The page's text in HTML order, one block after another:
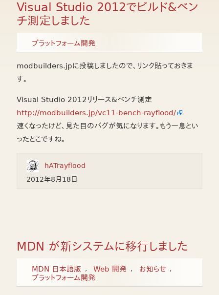
Visual Studio 2012でビルド&ベン
チ測定しました
プラットフォーム開発
modbuilders.jpに投稿しましたので、リンク貼っておきま
す。
Visual Studio 2012リリース&ベンチ測定
http://modbuilders.jp/vc11-bench-rayflood/
速くなったけど、見た目のバグが気になります。もう一息とい
ったとこですね。
hATrayflood
2012年8月18日
MDN が新システムに移行しました
MDN 日本語版 Web 開発
お知らせ
プラットフォーム開発